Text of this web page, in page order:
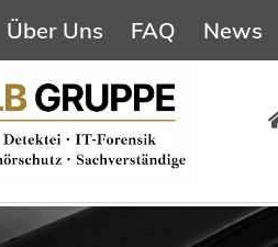
Über Uns FAQ News